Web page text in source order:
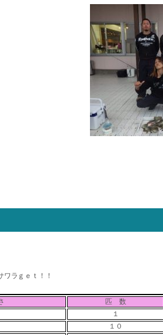
ワラｇｅｔ！！
匹 数
１
１０